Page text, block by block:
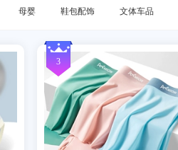
母婴 鞋包配饰 文体车品
3